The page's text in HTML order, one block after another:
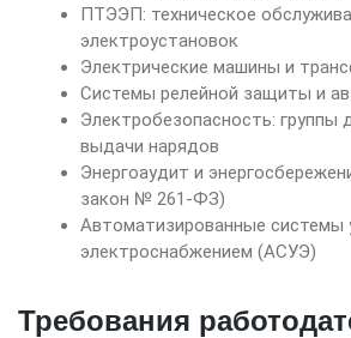
ПТЭЭП: техническое
электроустановок
Электрические машины и
Системы релейной защиты и
Электробезопасность: группы
выдачи нарядов
Энергоаудит и
закон № 261-ФЗ)
Автоматизированные системы
электроснабжением (АСУЭ)
Требования